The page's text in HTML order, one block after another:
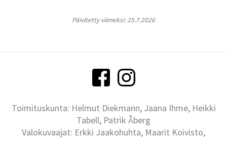
Päivitetty viimeksi: 25.7.2026
Toimituskunta: Helmut Diekmann, Jaana Ihme, Heikki
Tabell, Patrik Åberg
Valokuvaajat: Erkki Jaakohuhta, Maarit Koivisto,